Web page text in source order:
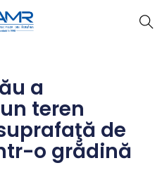
a
teren
de
o grădină